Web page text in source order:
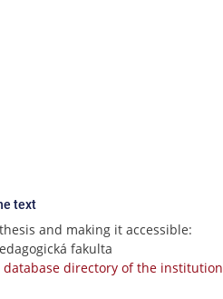
text
and making it accessible:
fakulta
database directory of the institution